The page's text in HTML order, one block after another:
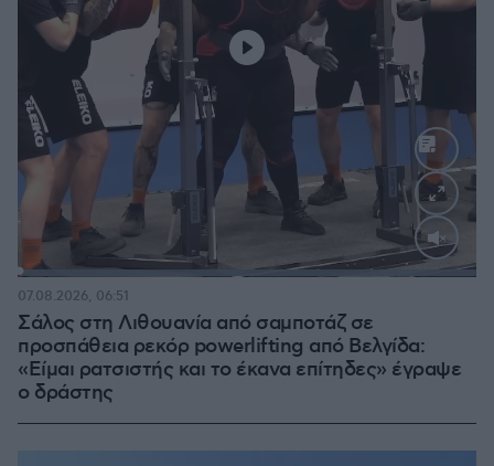
Loaded:
Σάλος στη Λιθουανία από σαμποτάζ σε
προσπάθεια ρεκόρ powerlifting από Βελγίδα:
«Είμαι ρατσιστής και το έκανα επίτηδες» έγραψε
ο δράστης
07.08.2026, 06:51